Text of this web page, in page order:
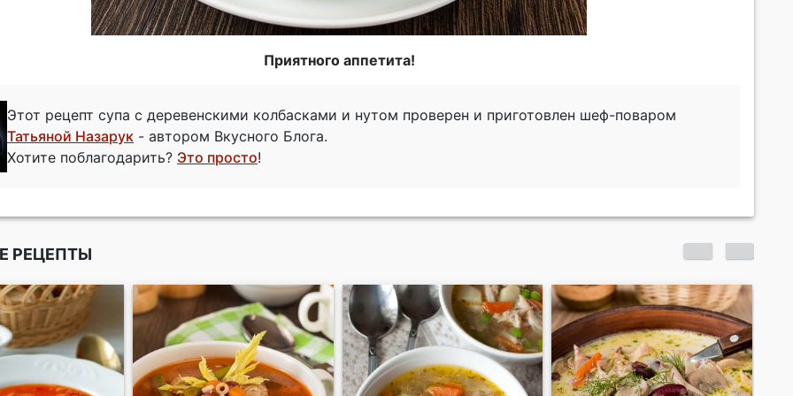
Приятного аппетита!
Этот рецепт супа с деревенскими колбасками и нутом проверен и приготовлен шеф-поваром
Татьяной Назарук - автором Вкусного Блога.
Хотите поблагодарить? Это просто!
РЕЦЕПТЫ
Суп из курицы в
марокканском стиле